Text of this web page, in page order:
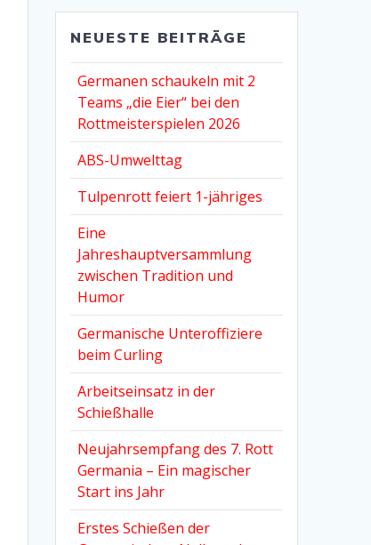
NEUESTE BEITRÄGE
Germanen schaukeln mit 2
Teams „die Eier“ bei den
Rottmeisterspielen 2026
ABS-Umwelttag
Tulpenrott feiert 1-jähriges
Eine
Jahreshauptversammlung
zwischen Tradition und
Humor
Germanische Unteroffiziere
beim Curling
Arbeitseinsatz in der
Schießhalle
Neujahrsempfang des 7. Rott
Germania – Ein magischer
Start ins Jahr
Erstes Schießen der